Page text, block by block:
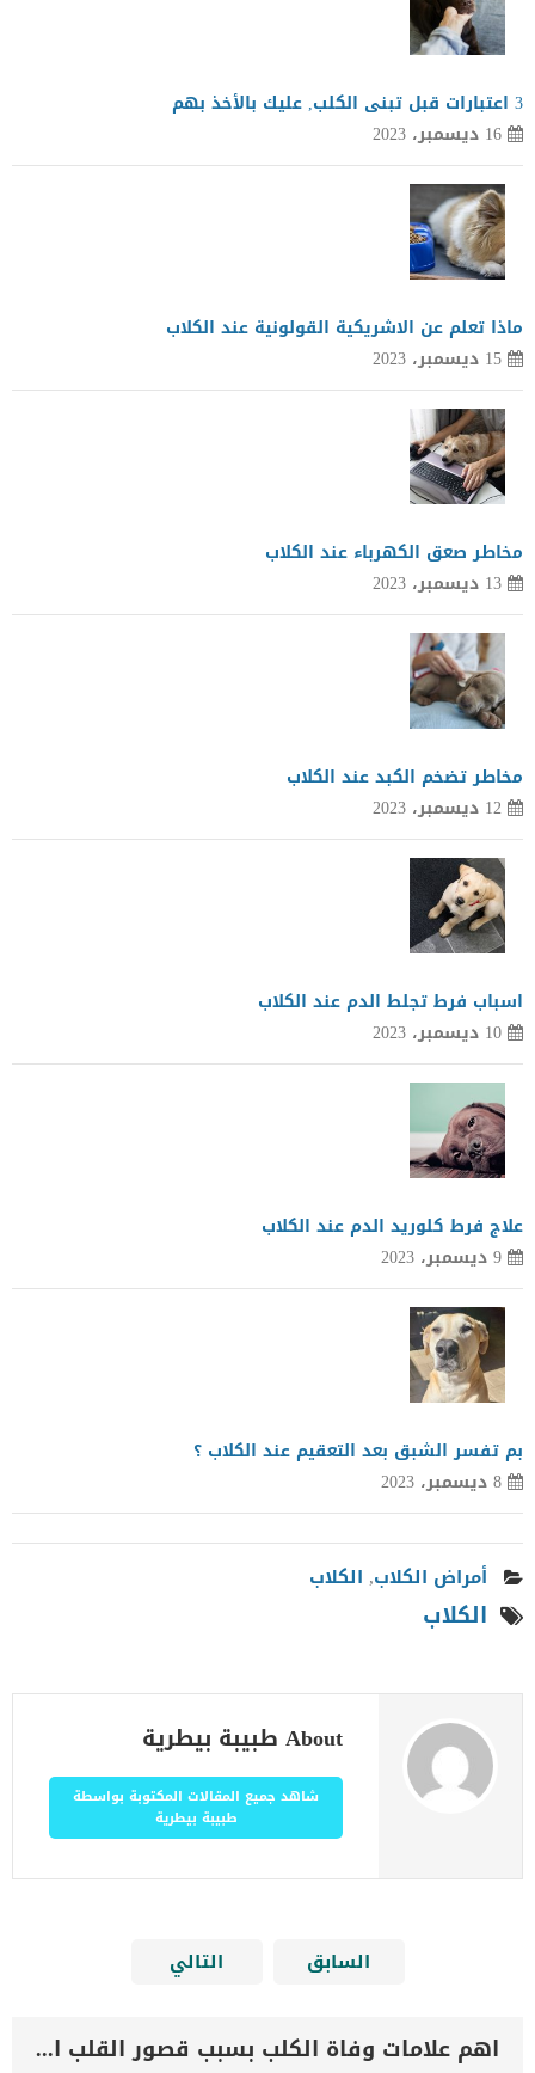
3 اعتبارات قبل تبنى الكلب, عليك بالأخذ بهم
16 ديسمبر، 2023
ماذا تعلم عن الاشريكية القولونية عند الكلاب
15 ديسمبر، 2023
مخاطر صعق الكهرباء عند الكلاب
13 ديسمبر، 2023
مخاطر تضخم الكبد عند الكلاب
12 ديسمبر، 2023
اسباب فرط تجلط الدم عند الكلاب
10 ديسمبر، 2023
علاج فرط كلوريد الدم عند الكلاب
9 ديسمبر، 2023
بم تفسر الشبق بعد التعقيم عند الكلاب ؟
8 ديسمبر، 2023
أمراض الكلاب, الكلاب
الكلاب
About طبيبة بيطرية
شاهد جميع المقالات المكتوبة بواسطة
طبيبة بيطرية
السابق التالي
اهم علامات وفاة الكلب بسبب قصور القلب الاحتقانى